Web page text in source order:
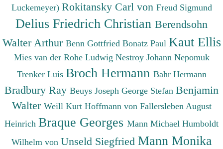
Luckemeyer) Rokitansky Carl von Freud Sigmund
Delius Friedrich Christian Berendsohn
Walter Arthur Benn Gottfried Bonatz Paul Kaut Ellis
Mies van der Rohe Ludwig Nestroy Johann Nepomuk
Trenker Luis Broch Hermann Bahr Hermann
Bradbury Ray Beuys Joseph George Stefan Benjamin
Walter Weill Kurt Hoffmann von Fallersleben August
Heinrich Braque Georges Mann Michael Humboldt
Wilhelm von Unseld Siegfried Mann Monika